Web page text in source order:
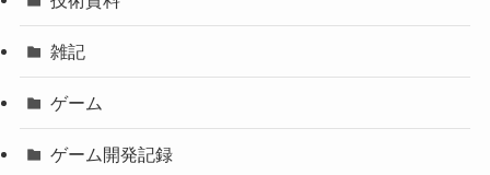
雑記
ゲーム
ゲーム開発記録